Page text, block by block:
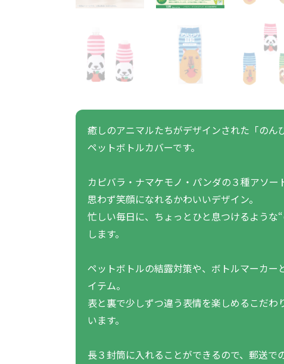
あったかグッズ全般
お菓子・食品・飲料全般
展示会向けバッグ特集
体育祭・文化祭・
すめのノベルティ
スマホに役立つノベルティグッ
癒しのアニマルたちがデザインされた「のん
ペットボトルカバーです。
カピバラ・ナマケモノ・パンダの３種アソー
思わず笑顔になれるかわいいデザイン。
忙しい毎日に、ちょっとひと息つけるような
します。
ペットボトルの結露対策や、ボトルマーカー
イテム。
表と裏で少しずつ違う表情を楽しめるこだわ
います。
長３封筒に入れることができるので、郵送で